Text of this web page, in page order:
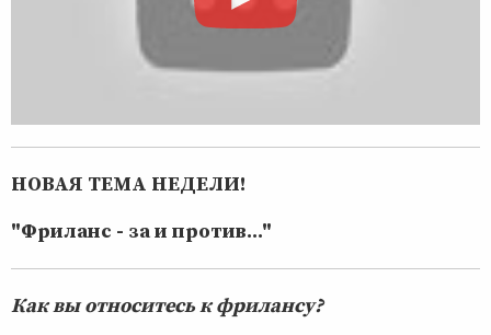
НОВАЯ ТЕМА НЕДЕЛИ!
"Фриланс - за и против..."
Как вы относитесь к фрилансу?